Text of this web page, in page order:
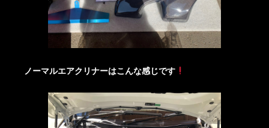
ノーマルエアクリナーはこんな感じです